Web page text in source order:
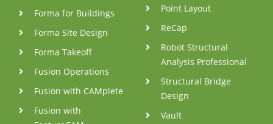
Forma for Buildings
Forma Site Design
Forma Takeoff
Fusion Operations
Fusion with CAMplete
Fusion with
Point Layout
ReCap
Robot Structural
Analysis Professional
Structural Bridge
Design
Vault